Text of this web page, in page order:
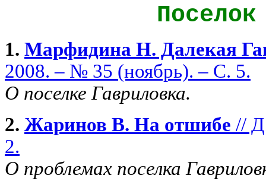
1. Марфидина Н. Далекая
2008. – № 35 (ноябрь). – С. 5.
О поселке Гавриловка.
2. Жаринов В. На отшибе //
2.
О проблемах поселка